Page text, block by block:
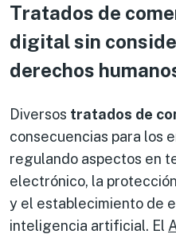
Tratados de
digital sin
derechos
Diversos tratados de
consecuencias para los
regulando aspectos en
electrónico, la
y el establecimiento de
inteligencia artificial. El